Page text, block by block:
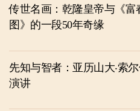
传世名画：乾隆皇帝与《富
图》的一段50年奇缘
先知与智者：亚历山大‧索
演讲